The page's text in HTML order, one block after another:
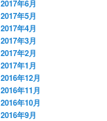
2017年6月
2017年5月
2017年4月
2017年3月
2017年2月
2017年1月
2016年12月
2016年11月
2016年10月
2016年9月